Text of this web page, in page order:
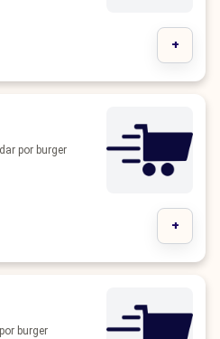
+
por burger
+
burger